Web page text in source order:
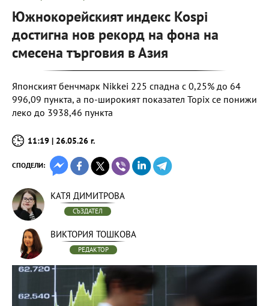
Южнокорейският индекс Kospi
достигна нов рекорд на фона на
смесена търговия в Азия
Японският бенчмарк Nikkei 225 спадна с 0,25% до 64
996,09 пункта, а по-широкият показател Topix се понижи
леко до 3938,46 пункта
11:19 | 26.05.26 г.
СПОДЕЛИ:
КАТЯ ДИМИТРОВА
СЪЗДАТЕЛ
ВИКТОРИЯ ТОШКОВА
РЕДАКТОР